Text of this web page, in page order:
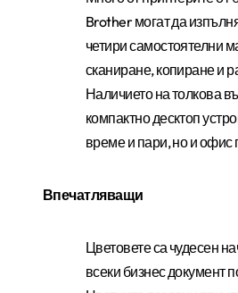
Brotherмогат да
четири самостоятелни
сканиране, копиране и
Наличието на толкова
компактно десктоп
време и пари, но и офис
Впечатляващи
Цветовете са чудесен
всеки бизнес документ